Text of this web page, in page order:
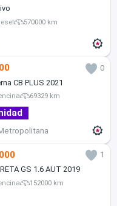
570000 km
0
CB PLUS 2021
69329 km
1
GS 1.6 AUT 2019
152000 km